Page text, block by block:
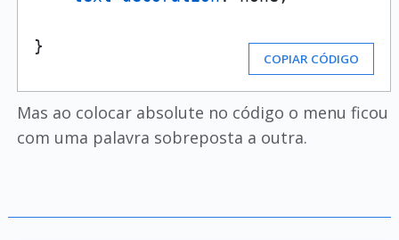
}
COPIAR CÓDIGO
Mas ao colocar absolute no código o menu ficou
com uma palavra sobreposta a outra.